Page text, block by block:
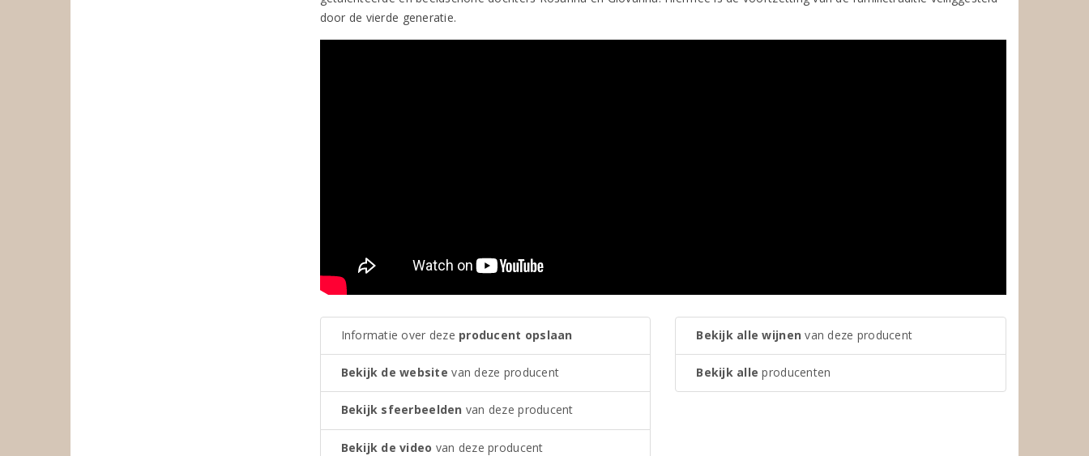
door de vierde generatie.
Informatie over deze producent opslaan
Bekijk de website van deze producent
Bekijk sfeerbeelden van deze producent
Bekijk de video van deze producent
Bekijk alle wijnen van deze producent
Bekijk alle producenten